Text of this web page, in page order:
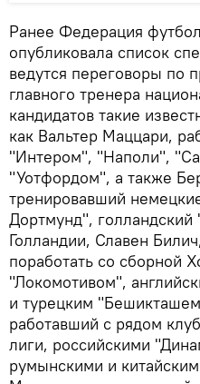
Ранее Федерация
опубликовала список
ведутся переговоры по
главного тренера
кандидатов такие
как Вальтер Маццари,
"Интером", "Наполи",
"Уотфордом", а также
тренировавший
Дортмунд",
Голландии, Славен
поработать со сборной
"Локомотивом",
и турецким
работавший с рядом
лиги, российскими
румынскими и